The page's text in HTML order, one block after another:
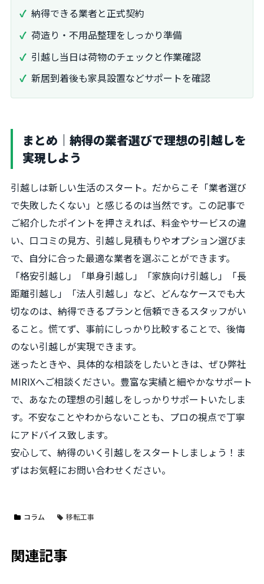
納得できる業者と正式契約
荷造り・不用品整理をしっかり準備
引越し当日は荷物のチェックと作業確認
新居到着後も家具設置などサポートを確認
まとめ｜納得の業者選びで理想の引越しを
実現しよう
引越しは新しい生活のスタート。だからこそ「業者選び
で失敗したくない」と感じるのは当然です。この記事で
ご紹介したポイントを押さえれば、料金やサービスの違
い、口コミの見方、引越し見積もりやオプション選びま
で、自分に合った最適な業者を選ぶことができます。
「格安引越し」「単身引越し」「家族向け引越し」「長
距離引越し」「法人引越し」など、どんなケースでも大
切なのは、納得できるプランと信頼できるスタッフがい
ること。慌てず、事前にしっかり比較することで、後悔
のない引越しが実現できます。
迷ったときや、具体的な相談をしたいときは、ぜひ弊社
MIRIXへご相談ください。豊富な実績と細やかなサポート
で、あなたの理想の引越しをしっかりサポートいたしま
す。不安なことやわからないことも、プロの視点で丁寧
にアドバイス致します。
安心して、納得のいく引越しをスタートしましょう！ま
ずはお気軽にお問い合わせください。
コラム 移転工事
関連記事